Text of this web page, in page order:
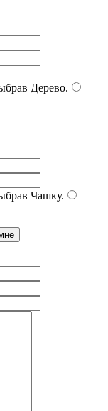
Дерево.
Чашку.